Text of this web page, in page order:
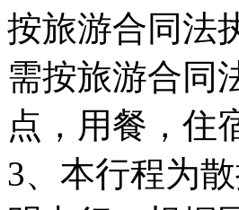
按旅游合同法
需按旅游合同
点，用餐，住
3、本行程为